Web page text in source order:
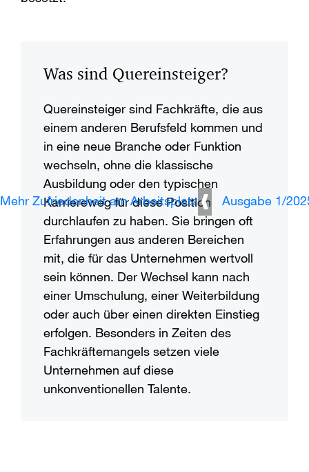
Was sind Quereinsteiger?
Quereinsteiger sind Fachkräfte, die aus
einem anderen Berufsfeld kommen und
in eine neue Branche oder Funktion
wechseln, ohne die klassische
Ausbildung oder den typischen
Karriereweg für diese Position
durchlaufen zu haben. Sie bringen oft
Erfahrungen aus anderen Bereichen
mit, die für das Unternehmen wertvoll
sein können. Der Wechsel kann nach
einer Umschulung, einer Weiterbildung
oder auch über einen direkten Einstieg
erfolgen. Besonders in Zeiten des
Fachkräftemangels setzen viele
Unternehmen auf diese
unkonventionellen Talente.
Mehr Zufriedenheit am Arbeitsplatz Ausgabe 1/